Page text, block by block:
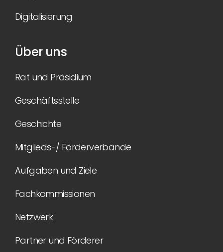
Digitalisierung
Über uns
Rat und Präsidium
Geschäftsstelle
Geschichte
Mitglieds-/ Förderverbände
Aufgaben und Ziele
Fachkommissionen
Netzwerk
Partner und Förderer